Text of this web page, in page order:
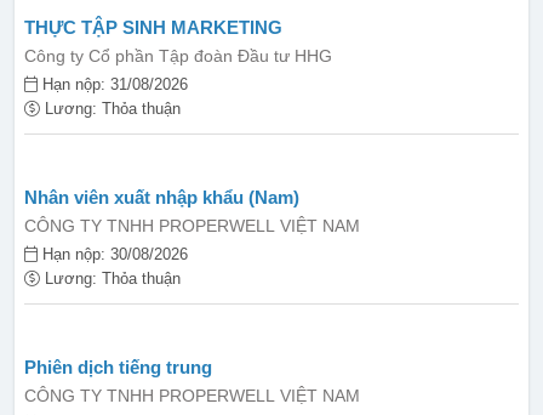
THỰC TẬP SINH MARKETING
Công ty Cổ phần Tập đoàn Đầu tư HHG
Hạn nộp: 31/08/2026
Lương: Thỏa thuận
Nhân viên xuất nhập khẩu (Nam)
CÔNG TY TNHH PROPERWELL VIỆT NAM
Hạn nộp: 30/08/2026
Lương: Thỏa thuận
Phiên dịch tiếng trung
CÔNG TY TNHH PROPERWELL VIỆT NAM